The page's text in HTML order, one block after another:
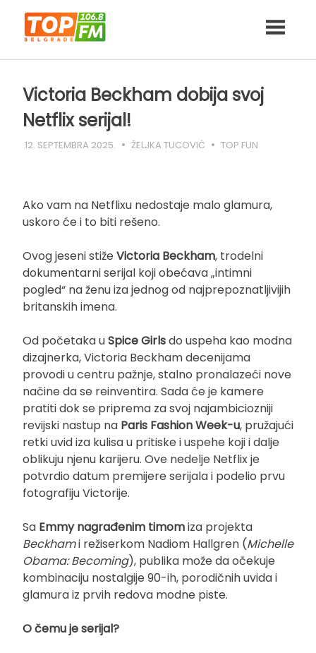
content
Victoria Beckham dobija svoj
Netflix serijal!
12. SEPTEMBRA 2025. ŽELJKA TUCOVIĆ TOP FUN
Ako vam na Netflixu nedostaje malo glamura,
uskoro će i to biti rešeno.
Ovog jeseni stiže Victoria Beckham, trodelni
dokumentarni serijal koji obećava „intimni
pogled“ na ženu iza jednog od najprepoznatljivijih
britanskih imena.
Od početaka uSpice Girlsdo uspeha kao modna
dizajnerka, Victoria Beckham decenijama
provodi u centru pažnje, stalno pronalazeći nove
načine da se reinventira. Sada će je kamere
pratiti dok se priprema za svoj najambiciozniji
revijski nastup na Paris Fashion Week-u, pružajući
retki uvid iza kulisa u pritiske i uspehe koji i dalje
oblikuju njenu karijeru. Ove nedelje Netflix je
potvrdio datum premijere serijala i podelio prvu
fotografiju Victorije.
Sa Emmy nagrađenim timomiza projekta
Beckhami režiserkom Nadiom Hallgren (Michelle
Obama: Becoming), publika može da očekuje
kombinaciju nostalgije 90-ih, porodičnih uvida i
glamura iz prvih redova modne piste.
O čemu je serijal?